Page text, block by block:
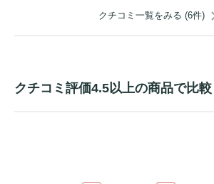
クチコミ一覧をみる (6件)
クチコミ評価4.5以上の商品で比較